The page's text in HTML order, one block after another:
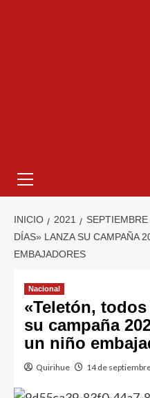
INICIO 2021 SEPTIEMBRE
DÍAS» LANZA SU CAMPAÑA
EMBAJADORES
Nacional
«Teletón,
su campaña
un niño
Quirihue 14 de